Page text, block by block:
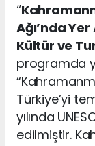
“
Ağı’nda
Kültür ve
programda
Türkiye’yi
yılında
edilmiştir.